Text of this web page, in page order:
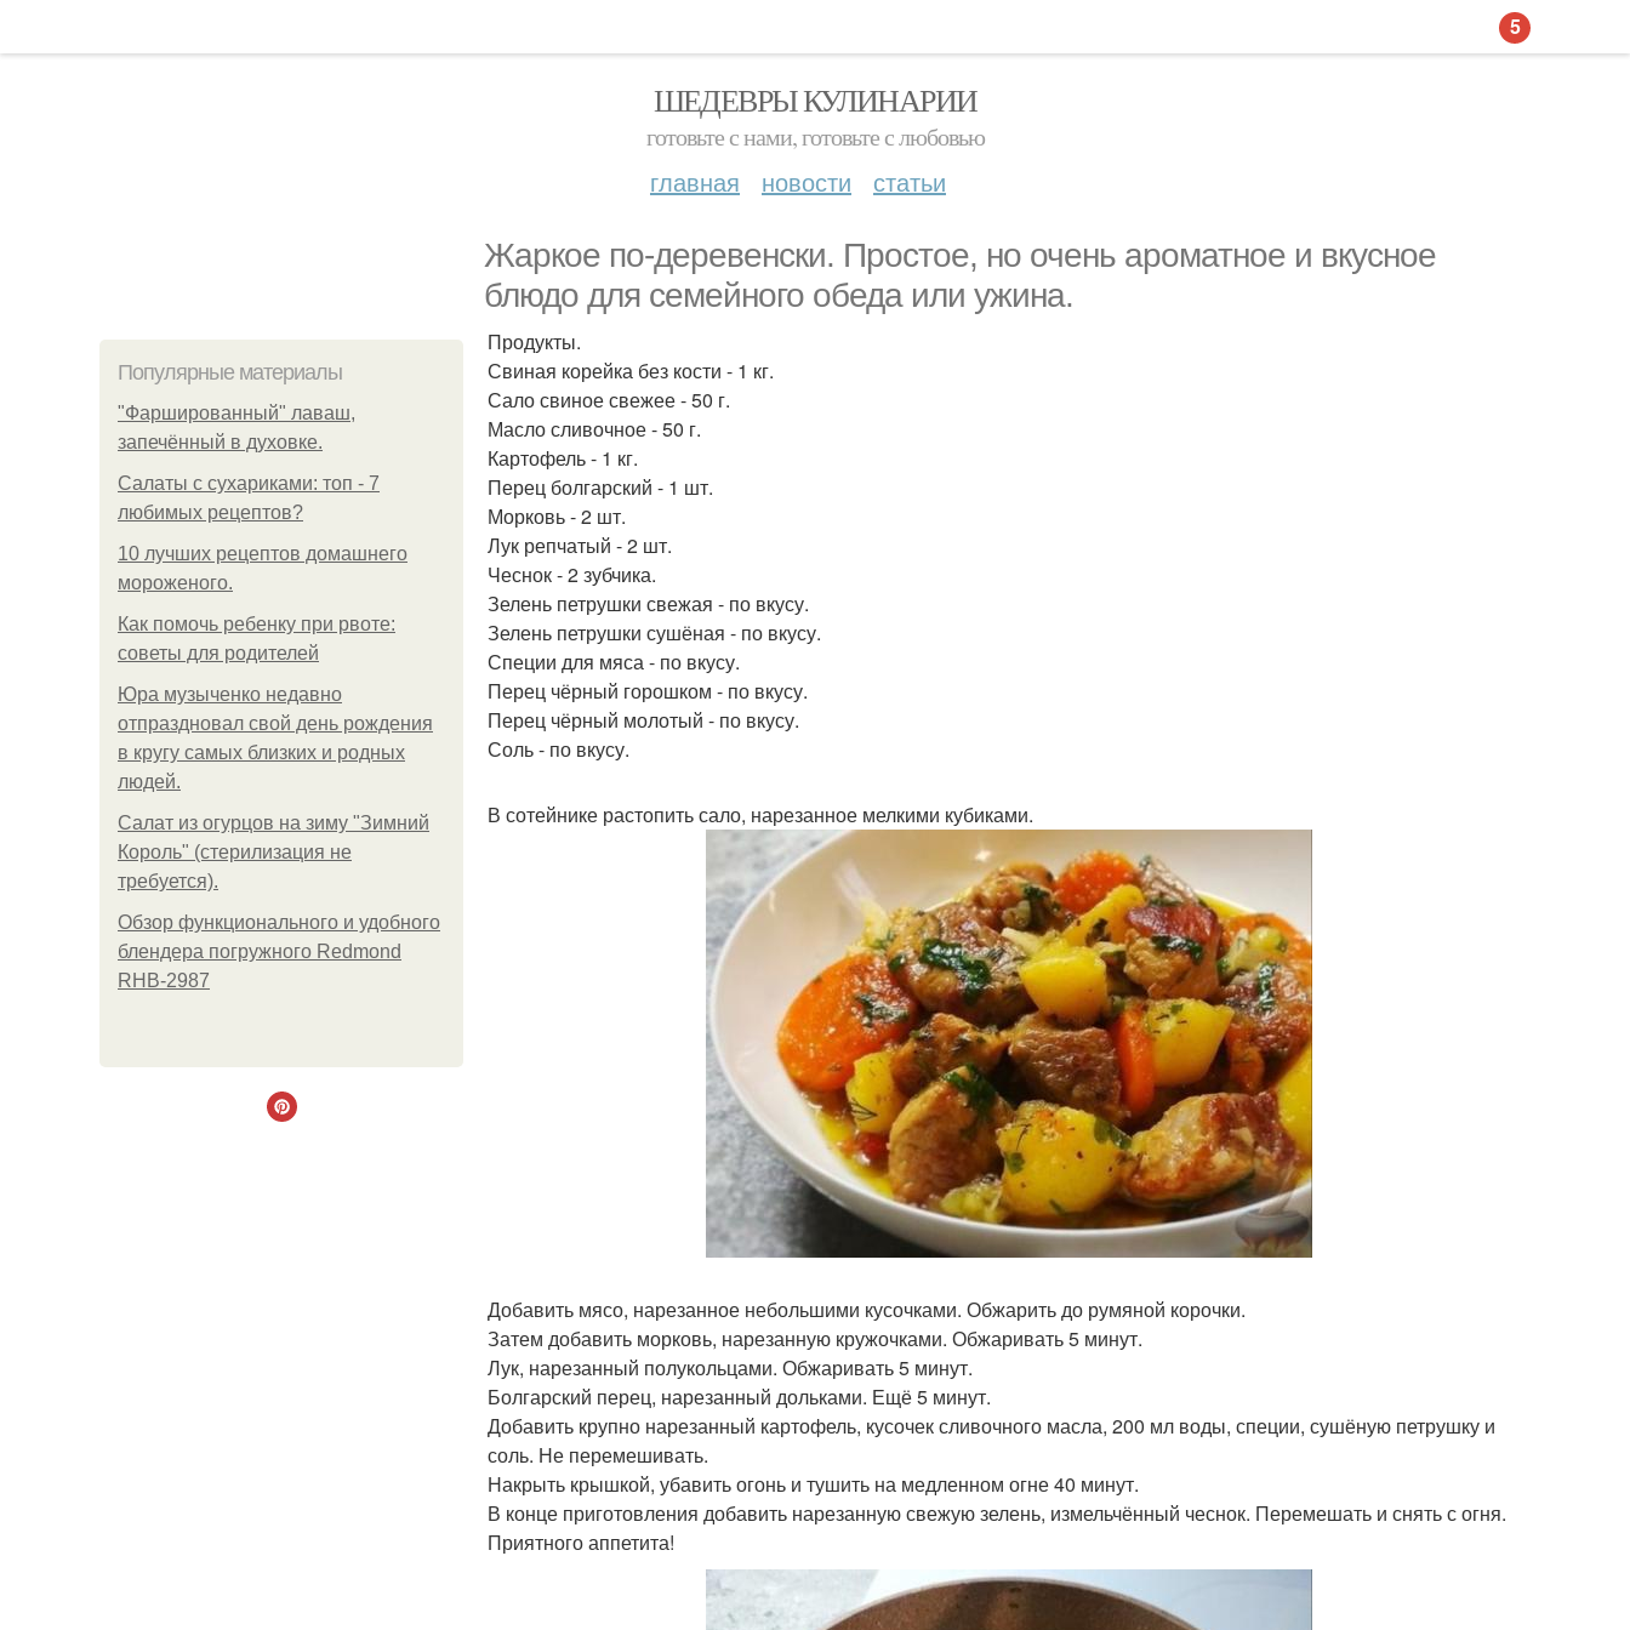
ШЕДЕВРЫ КУЛИНАРИИ
готовьте с нами, готовьте с любовью
главная новости статьи
Жаркое по-деревенски. Простое, но очень ароматное и вкусное
блюдо для семейного обеда или ужина.
Популярные материалы
"Фаршированный" лаваш,
запечённый в духовке.
Салаты с сухариками: топ - 7
любимых рецептов?
10 лучших рецептов домашнего
мороженого.
Как помочь ребенку при рвоте:
советы для родителей
Юра музыченко недавно
отпраздновал свой день рождения
в кругу самых близких и родных
людей.
Салат из огурцов на зиму "Зимний
Король" (стерилизация не
требуется).
Обзор функционального и удобного
блендера погружного Redmond
RHB-2987
Продукты.
Свиная корейка без кости - 1 кг.
Сало свиное свежее - 50 г.
Масло сливочное - 50 г.
Картофель - 1 кг.
Перец болгарский - 1 шт.
Морковь - 2 шт.
Лук репчатый - 2 шт.
Чеснок - 2 зубчика.
Зелень петрушки свежая - по вкусу.
Зелень петрушки сушёная - по вкусу.
Специи для мяса - по вкусу.
Перец чёрный горошком - по вкусу.
Перец чёрный молотый - по вкусу.
Соль - по вкусу.
В сотейнике растопить сало, нарезанное мелкими кубиками.
Добавить мясо, нарезанное небольшими кусочками. Обжарить до румяной корочки.
Затем добавить морковь, нарезанную кружочками. Обжаривать 5 минут.
Лук, нарезанный полукольцами. Обжаривать 5 минут.
Болгарский перец, нарезанный дольками. Ещё 5 минут.
Добавить крупно нарезанный картофель, кусочек сливочного масла, 200 мл воды, специи, сушёную петрушку и
соль. Не перемешивать.
Накрыть крышкой, убавить огонь и тушить на медленном огне 40 минут.
В конце приготовления добавить нарезанную свежую зелень, измельчённый чеснок. Перемешать и снять с огня.
Приятного аппетита!
5